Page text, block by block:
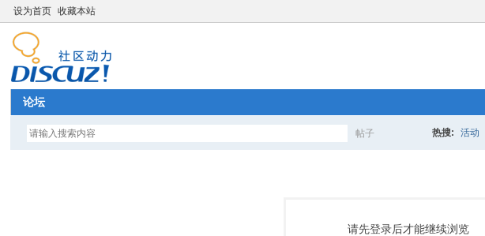
设为首页 收藏本站
论坛
帖子
索
热搜: 活动
请先登录后才能继续浏览